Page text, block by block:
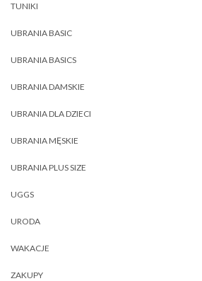
TUNIKI
UBRANIA BASIC
UBRANIA BASICS
UBRANIA DAMSKIE
UBRANIA DLA DZIECI
UBRANIA MĘSKIE
UBRANIA PLUS SIZE
UGGS
URODA
WAKACJE
ZAKUPY